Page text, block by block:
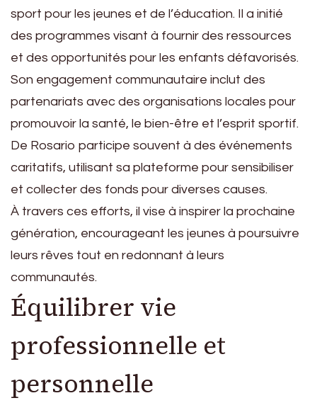
sport pour les jeunes et de l’éducation. Il a initié
des programmes visant à fournir des ressources
et des opportunités pour les enfants défavorisés.
Son engagement communautaire inclut des
partenariats avec des organisations locales pour
promouvoir la santé, le bien-être et l’esprit sportif.
De Rosario participe souvent à des événements
caritatifs, utilisant sa plateforme pour sensibiliser
et collecter des fonds pour diverses causes.
À travers ces efforts, il vise à inspirer la prochaine
génération, encourageant les jeunes à poursuivre
leurs rêves tout en redonnant à leurs
communautés.
Équilibrer vie
professionnelle et
personnelle